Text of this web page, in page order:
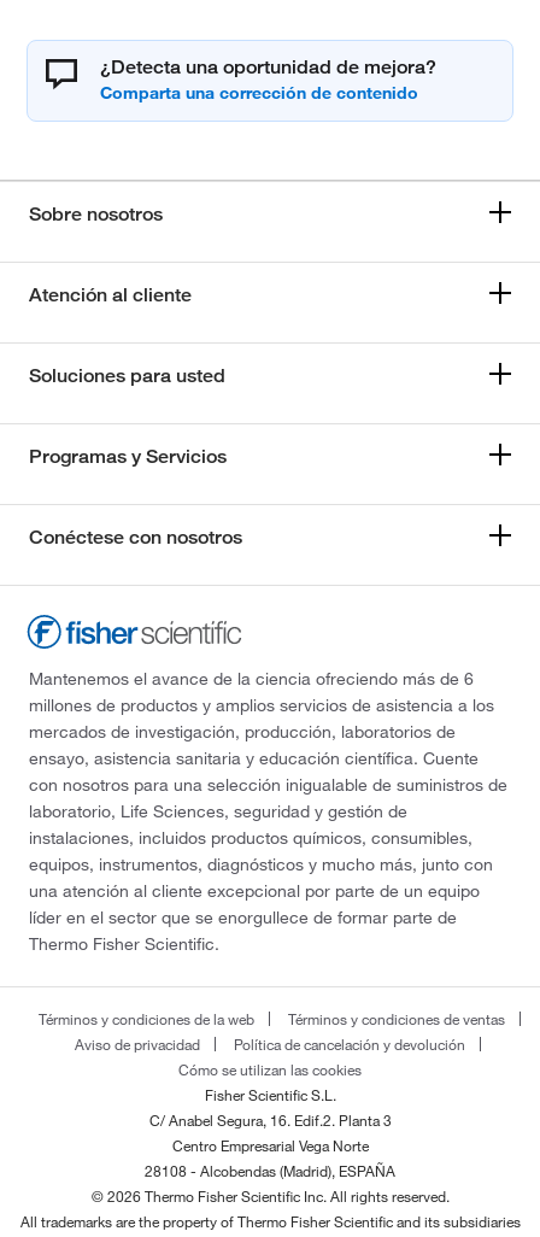
¿Detecta una oportunidad de mejora?
Sobre nosotros
Atención al cliente
Soluciones para usted
Programas y Servicios
Conéctese con nosotros
Mantenemos el avance de la ciencia ofreciendo más de 6
millones de productos y amplios servicios de asistencia a los
mercados de investigación, producción, laboratorios de
ensayo, asistencia sanitaria y educación científica. Cuente
con nosotros para una selección inigualable de suministros de
laboratorio, Life Sciences, seguridad y gestión de
instalaciones, incluidos productos químicos, consumibles,
equipos, instrumentos, diagnósticos y mucho más, junto con
una atención al cliente excepcional por parte de un equipo
líder en el sector que se enorgullece de formar parte de
Thermo Fisher Scientific.
Términos y condiciones de la web
Términos y condiciones de ventas
Aviso de privacidad
Política de cancelación y devolución
Cómo se utilizan las cookies
Fisher Scientific S.L.
C/ Anabel Segura, 16. Edif.2. Planta 3
Centro Empresarial Vega Norte
28108 - Alcobendas (Madrid), ESPAÑA
© 2026 Thermo Fisher Scientific Inc. All rights reserved.
All trademarks are the property of Thermo Fisher Scientific and its subsidiaries